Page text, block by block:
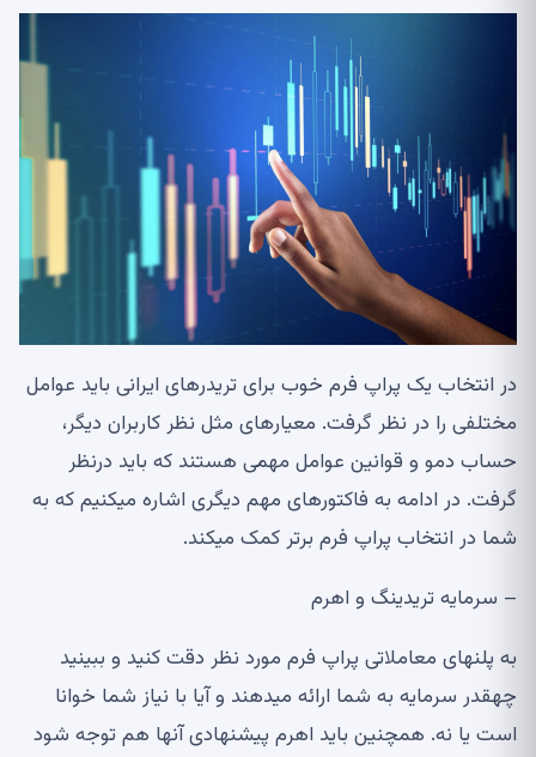
در انتخاب یک پراپ فرم خوب برای تریدرهای ایرانی باید عوامل
مختلفی را در نظر گرفت. معیارهای مثل نظر کاربران دیگر،
حساب دمو و قوانین عوامل مهمی هستند که باید درنظر
گرفت. در ادامه به فاکتورهای مهم دیگری اشاره میکنیم که به
شما در انتخاب پراپ فرم برتر کمک میکند.
– سرمایه تریدینگ و اهرم
به پلنهای معاملاتی پراپ فرم مورد نظر دقت کنید و ببینید
چهقدر سرمایه به شما ارائه میدهند و آیا با نیاز شما خوانا
است یا نه. همچنین باید اهرم پیشنهادی آنها هم توجه شود